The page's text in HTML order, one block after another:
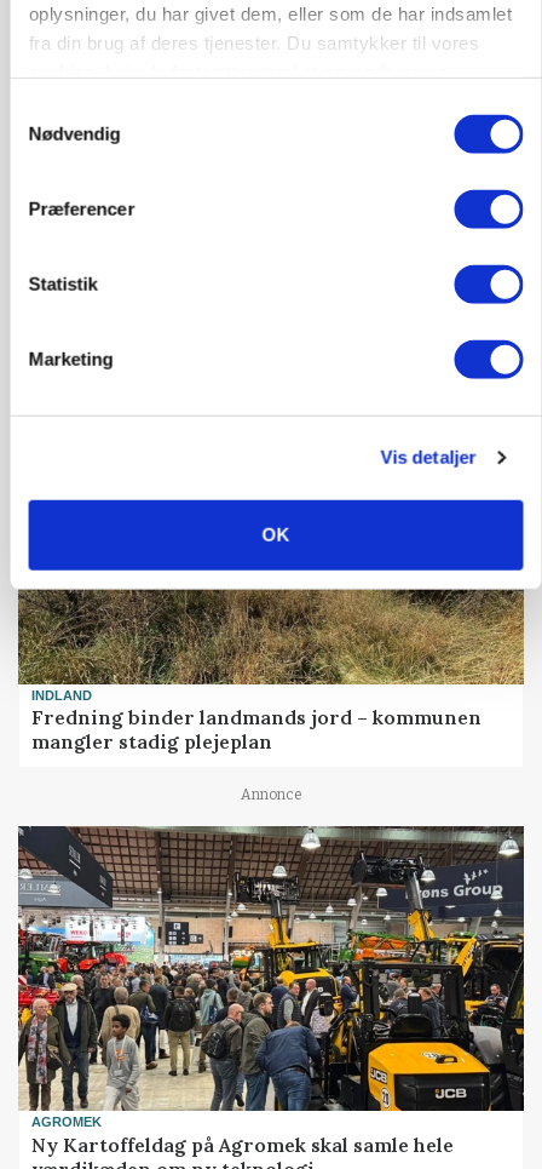
oplysninger, du har givet dem, eller som de har indsamlet
fra din brug af deres tjenester. Du samtykker til vores
Nødvendig
Præferencer
Statistik
Marketing
Vis detaljer
OK
KULTUR
Konkurs rammer midtjysk maskinhandler efter
INDLAND
Fredning binder landmands jord – kommunen
mangler stadig plejeplan
Annonce
AGROMEK
Ny Kartoffeldag på Agromek skal samle hele